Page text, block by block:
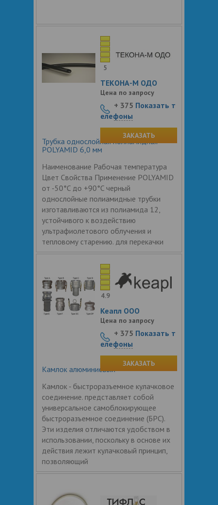
Трубка однослойная полиамидная
POLYAMID 6,0 мм
Наименование Рабочая температура
Цвет Свойства Применение POLYAMID
от -50°C до +90°C черный
однослойные полиамидные трубки
изготавливаются из полиамида 12,
устойчивого к воздействию
ультрафиолетового облучения и
тепловому старению. для перекачки
5
ТЕКОНА-М ОДО
Цена по запросу
+ 375 Показать т
елефоны
ЗАКАЗАТЬ
Камлок алюминиевый
Камлок - быстроразъемное кулачковое
соединение. представляет собой
универсальное самоблокирующее
быстроразъемное соединение (БРС).
Эти изделия отличаются удобством в
использовании, поскольку в основе их
действия лежит кулачковый принцип,
позволяющий
4.9
Кеапл ООО
Цена по запросу
+ 375 Показать т
елефоны
ЗАКАЗАТЬ